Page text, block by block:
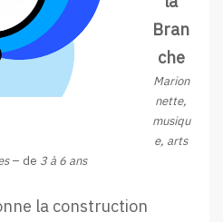
Bran
che
Marion
nette,
musiqu
e, arts
– de 3 à 6 ans
la construction